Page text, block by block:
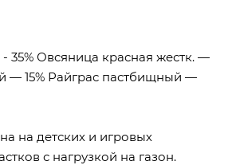
35% Овсяница красная жестк. —
— 15% Райграс пастбищный —
на детских и игровых
с нагрузкой на газон.